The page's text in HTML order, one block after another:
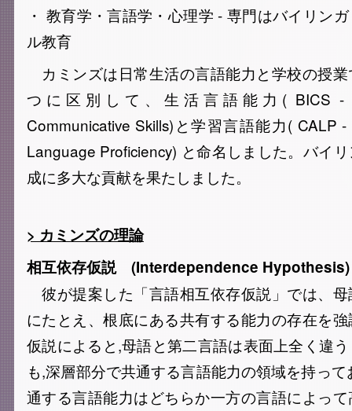
・ 教育学・言語学・心理学 - 専門はバイリン
ル教育
カミンズは日常生活の言語能力と学校の授
つに区別して、生活言語能力( BICS -
Communicative Skills)と学習言語能力( CALP
Language Proficiency) と命名しました。バイ
成に多大な貢献を果たしました。
> カミンズの理論
相互依存仮説 (Interdependence Hypothesis)
彼が提案した「言語相互依存仮説」では、
にたとえ、根底にある共有する能力の存在を
仮説によると,母語と第二言語は表面上全く違
も,深層部分で共通する言語能力の領域を持っ
通する言語能力はどちらか一方の言語によっ